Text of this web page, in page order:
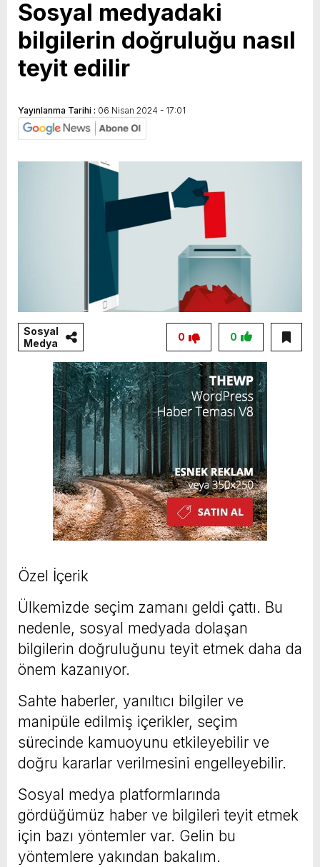
Sosyal medyadaki
bilgilerin doğruluğu nasıl
teyit edilir
Yayınlanma Tarihi : 06 Nisan 2024 - 17:01
Sosyal
Medya
0
0
Özel İçerik
Ülkemizde seçim zamanı geldi çattı. Bu
nedenle, sosyal medyada dolaşan
bilgilerin doğruluğunu teyit etmek daha da
önem kazanıyor.
Sahte haberler, yanıltıcı bilgiler ve
manipüle edilmiş içerikler, seçim
sürecinde kamuoyunu etkileyebilir ve
doğru kararlar verilmesini engelleyebilir.
Sosyal medya platformlarında
gördüğümüz haber ve bilgileri teyit etmek
için bazı yöntemler var. Gelin bu
yöntemlere yakından bakalım.